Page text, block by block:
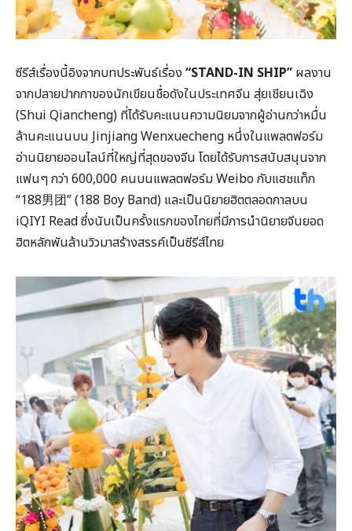
ซีรีส์เรื่องนี้อิงจากบทประพันธ์เรื่อง “STAND-IN SHIP” ผลงาน
จากปลายปากกาของนักเขียนชื่อดังในประเทศจีน สุ่ยเชียนเฉิง
(Shui Qiancheng) ที่ได้รับคะแนนความนิยมจากผู้อ่านกว่าหมื่น
ล้านคะแนนบน Jinjiang Wenxuecheng หนึ่งในแพลตฟอร์ม
อ่านนิยายออนไลน์ที่ใหญ่ที่สุดของจีน โดยได้รับการสนับสนุนจาก
แฟนๆ กว่า 600,000 คนบนแพลตฟอร์ม Weibo กับแฮชแท็ก
“188男团” (188 Boy Band) และเป็นนิยายฮิตตลอดกาลบน
iQIYI Read ซึ่งนับเป็นครั้งแรกของไทยที่มีการนำนิยายจีนยอด
ฮิตหลักพันล้านวิวมาสร้างสรรค์เป็นซีรีส์ไทย